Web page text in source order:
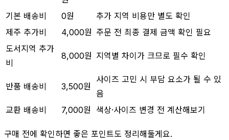
기본 배송비 0원
추가 지역 비용만 별도 확인
제주 추가비
4,000원 주문 전 최종 결제 금액 확인 필요
도서지역 추가
비
8,000원 지역별 차이가 크므로 필수 확인
반품 배송비 3,500원
사이즈 고민 시 부담 요소가 될 수 있
음
교환 배송비
7,000원 색상·사이즈 변경 전 계산해보기
구매 전에 확인하면 좋은 포인트도 정리해둘게요.